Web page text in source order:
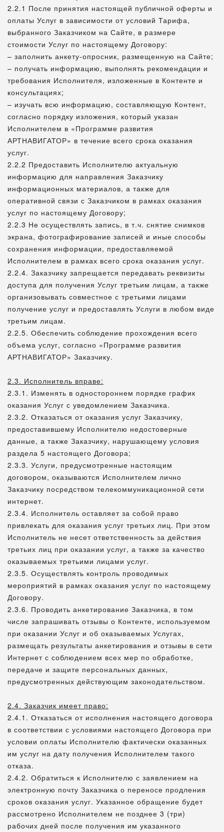
2.2.1 После принятия настоящей публичной оферты и
оплаты Услуг в зависимости от условий Тарифа,
выбранного Заказчиком на Сайте, в размере
стоимости Услуг по настоящему Договору:
– заполнить анкету-опросник, размещенную на Сайте;
– получать информацию, выполнять рекомендации и
требования Исполнителя, изложенные в Контенте и
консультациях;
– изучать всю информацию, составляющую Контент,
согласно порядку изложения, который указан
Исполнителем в «Программе развития
АРТНАВИГАТОР» в течение всего срока оказания
услуг.
2.2.2 Предоставить Исполнителю актуальную
информацию для направления Заказчику
информационных материалов, а также для
оперативной связи с Заказчиком в рамках оказания
услуг по настоящему Договору;
2.2.3 Не осуществлять запись, в т.ч. снятие снимков
экрана, фотографирование записей и иные способы
сохранения информации, предоставляемой
Исполнителем в рамках всего срока оказания услуг.
2.2.4. Заказчику запрещается передавать реквизиты
доступа для получения Услуг третьим лицам, а также
организовывать совместное с третьими лицами
получение услуг и предоставлять Услуги в любом виде
третьим лицам.
2.2.5. Обеспечить соблюдение прохождения всего
объема услуг, согласно «Программе развития
АРТНАВИГАТОР» Заказчику.
2.3. Исполнитель вправе:
2.3.1. Изменять в одностороннем порядке график
оказания Услуг с уведомлением Заказчика.
2.3.2. Отказаться от оказания услуг Заказчику,
предоставившему Исполнителю недостоверные
данные, а также Заказчику, нарушающему условия
раздела 5 настоящего Договора;
2.3.3. Услуги, предусмотренные настоящим
договором, оказываются Исполнителем лично
Заказчику посредством телекоммуникационной сети
интернет.
2.3.4. Исполнитель оставляет за собой право
привлекать для оказания услуг третьих лиц. При этом
Исполнитель не несет ответственность за действия
третьих лиц при оказании услуг, а также за качество
оказываемых третьими лицами услуг.
2.3.5. Осуществлять контроль проводимых
мероприятий в рамках оказания услуг по настоящему
Договору.
2.3.6. Проводить анкетирование Заказчика, в том
числе запрашивать отзывы о Контенте, используемом
при оказании Услуг и об оказываемых Услугах,
размещать результаты анкетирования и отзывы в сети
Интернет с соблюдением всех мер по обработке,
передаче и защите персональных данных,
предусмотренных действующим законодательством.
2.4. Заказчик имеет право:
2.4.1. Отказаться от исполнения настоящего договора
в соответствии с условиями настоящего Договора при
условии оплаты Исполнителю фактически оказанных
им услуг на дату получения Исполнителем такого
отказа.
2.4.2. Обратиться к Исполнителю с заявлением на
электронную почту Заказчика о переносе продления
сроков оказания услуг. Указанное обращение будет
рассмотрено Исполнителем не позднее 3 (три)
рабочих дней после получения им указанного